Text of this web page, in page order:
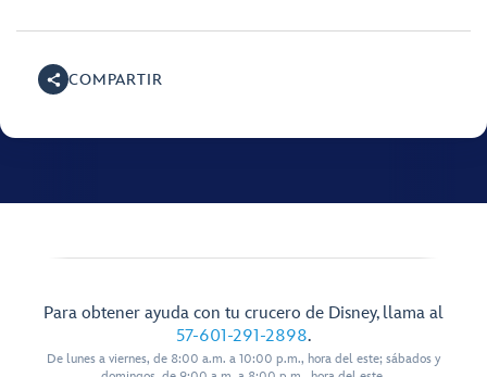
COMPARTIR
Para obtener ayuda con tu crucero de Disney, llama al
57-601-291-2898.
De lunes a viernes, de 8:00 a.m. a 10:00 p.m., hora del este; sábados y